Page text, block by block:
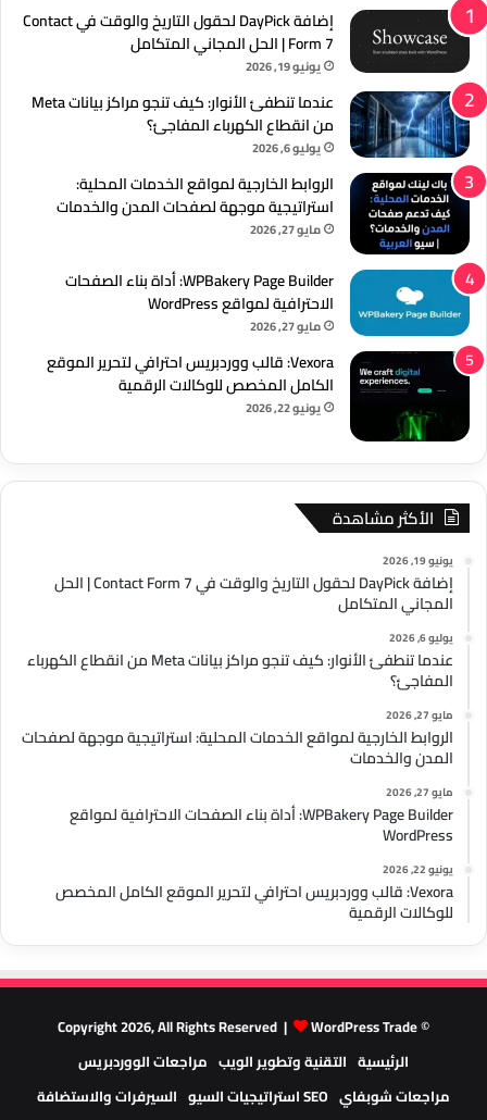
إضافة DayPick لحقول التاريخ والوقت في Contact
Form 7 | الحل المجاني المتكامل
يونيو 19, 2026
عندما تنطفئ الأنوار: كيف تنجو مراكز بيانات Meta
من انقطاع الكهرباء المفاجئ؟
يوليو 6, 2026
الروابط الخارجية لمواقع الخدمات المحلية:
استراتيجية موجهة لصفحات المدن والخدمات
مايو 27, 2026
WPBakery Page Builder: أداة بناء الصفحات
الاحترافية لمواقع WordPress
مايو 27, 2026
Vexora: قالب ووردبريس احترافي لتحرير الموقع
الكامل المخصص للوكالات الرقمية
يونيو 22, 2026
الأكثر مشاهدة
يونيو 19, 2026
إضافة DayPick لحقول التاريخ والوقت في Contact Form 7 | الحل
المجاني المتكامل
يوليو 6, 2026
عندما تنطفئ الأنوار: كيف تنجو مراكز بيانات Meta من انقطاع الكهرباء
المفاجئ؟
مايو 27, 2026
الروابط الخارجية لمواقع الخدمات المحلية: استراتيجية موجهة لصفحات
المدن والخدمات
مايو 27, 2026
WPBakery Page Builder: أداة بناء الصفحات الاحترافية لمواقع
WordPress
يونيو 22, 2026
Vexora: قالب ووردبريس احترافي لتحرير الموقع الكامل المخصص
للوكالات الرقمية
© Copyright 2026, All Rights Reserved |
WordPress Trade
الرئيسية التقنية وتطوير الويب مراجعات الووردبريس
مراجعات شوبفاي SEO استراتيجيات السيو
السيرفرات والاستضافة